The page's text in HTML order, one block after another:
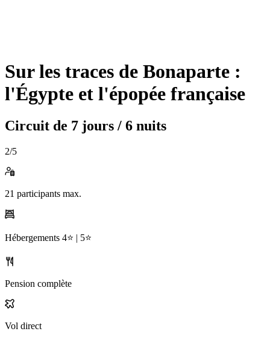
Sur les traces de Bonaparte :
l'Égypte et l'épopée française
Circuit de 7 jours / 6 nuits
2/5
21 participants max.
Hébergements 4⭐️ | 5⭐️
Pension complète
Vol direct